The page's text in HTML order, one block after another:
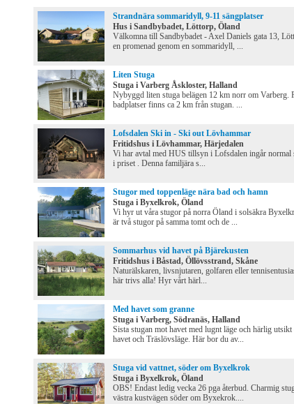
Strandnära sommaridyll, 9-11 sängplatser
Hus i Sandbybadet, Löttorp, Öland
Välkomna till Sandbybadet - Axel Daniels gata 13,
en promenad genom en sommaridyll, ...
Liten Stuga
Stuga i Varberg Åskloster, Halland
Nybyggd liten stuga belägen 12 km norr om Varberg.
badplatser finns ca 2 km från stugan. ...
Lofsdalen Ski in - Ski out Lövhammar
Fritidshus i Lövhammar, Härjedalen
Vi har avtal med HUS tillsyn i Lofsdalen ingår normal
i priset . Denna familjära s...
Stugor med toppenläge nära bad och hamn
Stuga i Byxelkrok, Öland
Vi hyr ut våra stugor på norra Öland i solsäkra
är två stugor på samma tomt och de ...
Sommarhus vid havet på Bjärekusten
Fritidshus i Båstad, Öllövsstrand, Skåne
Naturälskaren, livsnjutaren, golfaren eller
här trivs alla! Hyr vårt härl...
Med havet som granne
Stuga i Varberg, Södranäs, Halland
Sista stugan mot havet med lugnt läge och härlig utsikt
havet och Träslövsläge. Här bor du av...
Stuga vid vattnet, söder om Byxelkrok
Stuga i Byxelkrok, Öland
OBS! Endast ledig vecka 26 pga återbud. Charmig
västra kustvägen söder om Byxekrok....